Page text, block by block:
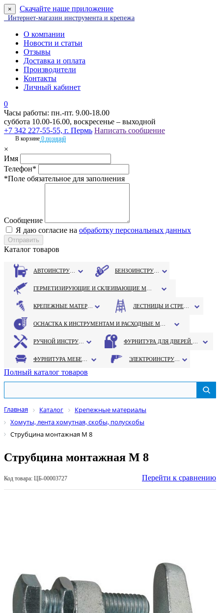
× Скачайте наше приложение
Интернет-магазин инструмента и крепежа
О компании
Новости и статьи
Отзывы
Доставка и оплата
Производители
Контакты
Личный кабинет
0
Часы работы: пн.-пт. 9.00-18.00
суббота 10.00-16.00, воскресенье – выходной
+7 342 227-55-55, г. Пермь Написать сообщение
В корзине 0 позиций
×
Имя
Телефон*
*Поле обязательное для заполнения
Сообщение
Я даю согласие на обработку персональных данных
Каталог товаров
Полный каталог товаров
Главная Каталог
Крепежные материалы
Хомуты, лента хомутная, скобы, полускобы
Струбцина монтажная М 8
Струбцина монтажная М 8
Код товара: ЦБ-00003727 Перейти к сравнению